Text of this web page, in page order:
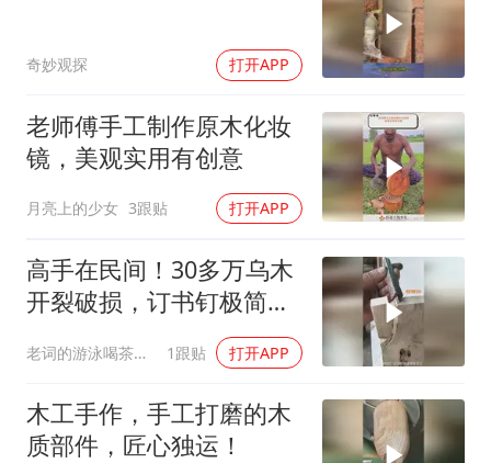
奇妙观探 打开APP
老师傅手工制作原木化妆
镜，美观实用有创意
月亮上的少女 3跟贴 打开APP
高手在民间！30多万乌木
开裂破损，订书钉极简修
老词的游泳喝茶日记 1跟贴 打开APP
木工手作，手工打磨的木
质部件，匠心独运！